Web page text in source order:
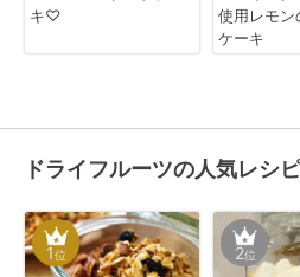
キ♡
使用レモン
ケーキ
ドライフルーツの人気レシピ
1位 2位